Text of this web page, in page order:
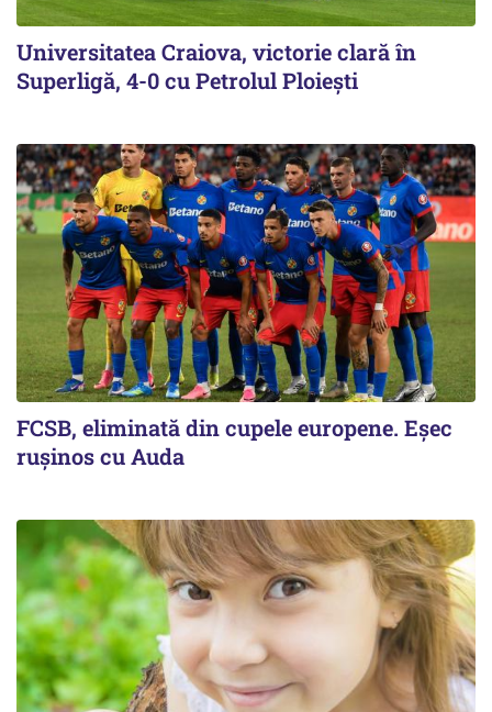
Universitatea Craiova, victorie clară în
Superligă, 4-0 cu Petrolul Ploieşti
FCSB, eliminată din cupele europene. Eşec
ruşinos cu Auda